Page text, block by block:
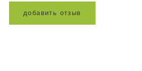
добавит ь отз ыв